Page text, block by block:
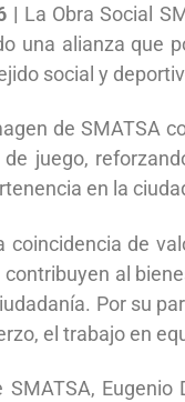
| La Obra Social
una alianza que
social y
de SMATSA
juego,
en la
de
al
Por su
el trabajo en
Eugenio